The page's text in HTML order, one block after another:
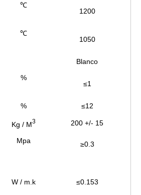
℃
1200
℃
1050
Blanco
%
≤1
% ≤12
Kg / M3 200 +/- 15
Mpa ≥0.3
W / m.k ≤0.153